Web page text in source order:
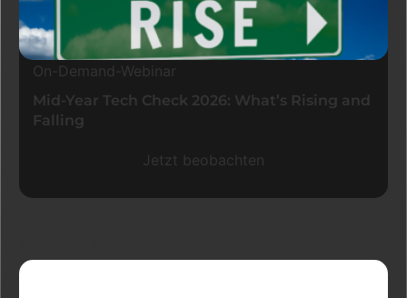
On-Demand-Webinar
Mid-Year Tech Check 2026: What’s Rising and
Falling
Jetzt beobachten